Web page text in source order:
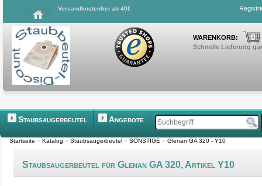
Versandkostenfrei ab 40€
WARENKORB: 0
Schnelle Lieferung
Staubsaugerbeutel Angebote
Startseite » Katalog » Staubsaugerbeutel » SONSTIGE » Glenan GA 320 - Y10
Staubsaugerbeutel für Glenan GA 320, Artikel Y10